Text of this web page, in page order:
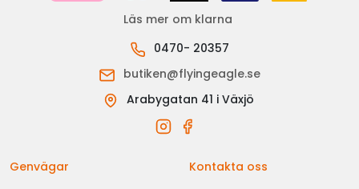
Läs mer om klarna
0470- 20357
butiken@flyingeagle.se
Arabygatan 41 i Växjö
Genvägar
Kontakta oss